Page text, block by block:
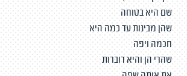
שם היא בטוחה
שהן מבינות עד כמה היא
חכמה ויפה
שהרי הן והיא דוברות